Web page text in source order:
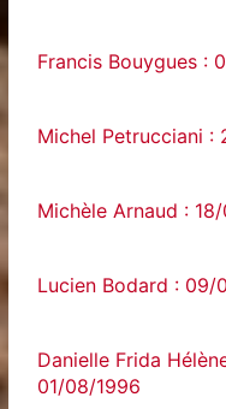
Francis Bouygues :
Michel Petrucciani :
Michèle Arnaud :
Lucien Bodard : 09/
Danielle Frida
01/08/1996